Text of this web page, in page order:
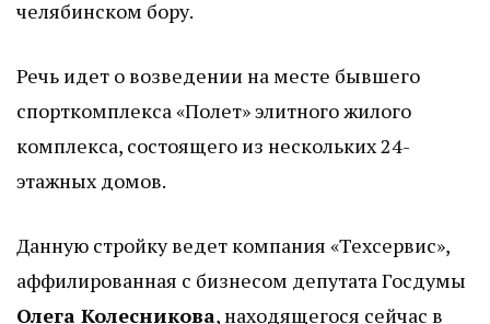
челябинском бору.
Речь идет о возведении на месте бывшего
спорткомплекса «Полет» элитного жилого
комплекса, состоящего из нескольких 24-
этажных домов.
Данную стройку ведет компания «Техсервис»,
аффилированная с бизнесом депутата Госдумы
Олега Колесникова, находящегося сейчас в